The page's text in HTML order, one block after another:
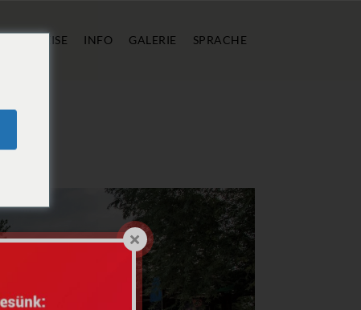
PREISE INFO GALERIE SPRACHE